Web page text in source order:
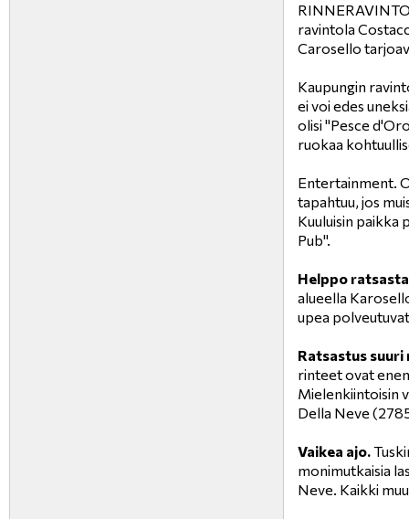
ravintola
Carosello
Kaupungin
ei voi edes
olisi "Pesce
ruokaa
Entertainment.
tapahtuu, jos
Kuuluisin paikka
Pub".
Helppo
alueella
upea
Ratsastus suuri
rinteet ovat
Mielenkiintoisin
Della Neve
Vaikea ajo.
monimutkaisia
Neve. Kaikki